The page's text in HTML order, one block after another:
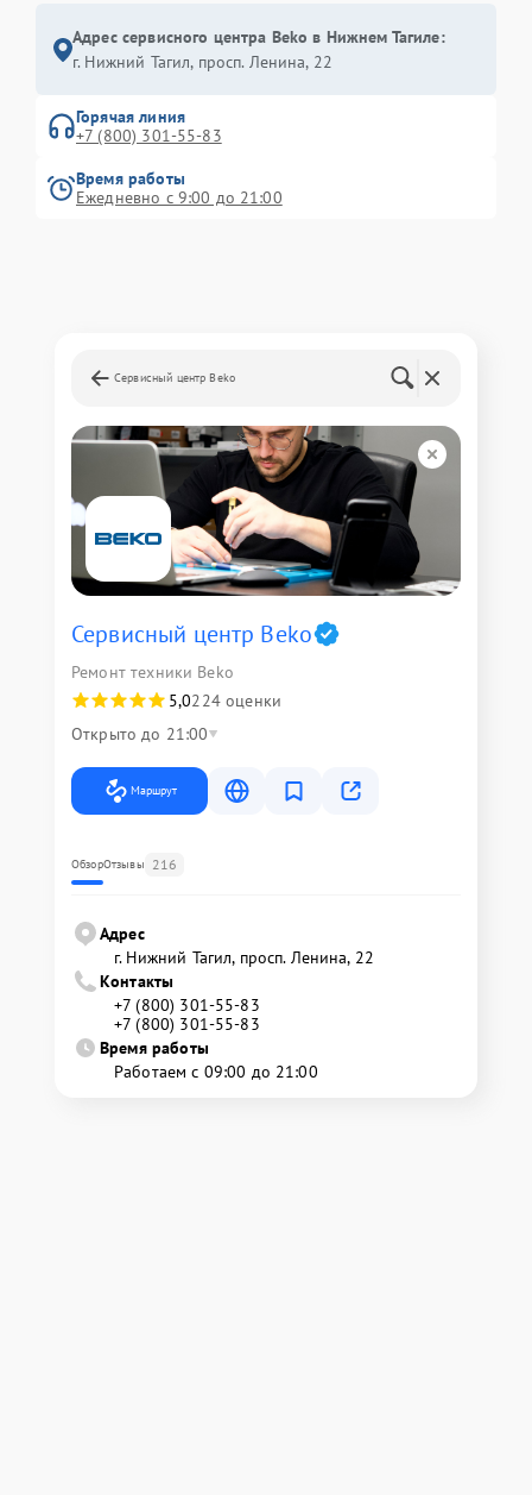
Адрес сервисного центра Beko в Нижнем Тагиле:
г. Нижний Тагил, просп. Ленина, 22
Горячая линия
+7 (800) 301-55-83
Время работы
Ежедневно с 9:00 до 21:00
Сервисный центр Beko
Сервисный центр Beko
Ремонт техники Beko
5,0224 оценки
Открыто до 21:00
Маршрут
ОбзорОтзывы 216
Адрес
г. Нижний Тагил, просп. Ленина, 22
Контакты
+7 (800) 301-55-83
+7 (800) 301-55-83
Время работы
Работаем с 09:00 до 21:00